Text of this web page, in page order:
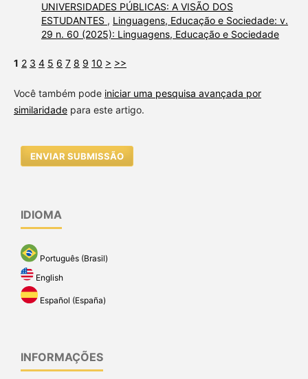
UNIVERSIDADES PÚBLICAS: A VISÃO DOS
ESTUDANTES , Linguagens, Educação e Sociedade: v.
29 n. 60 (2025): Linguagens, Educação e Sociedade
1 2 3 4 5 6 7 8 9 10 > >>
Você também pode iniciar uma pesquisa avançada por
similaridadepara este artigo.
ENVIAR SUBMISSÃO
IDIOMA
Português (Brasil)
English
Español (España)
INFORMAÇÕES